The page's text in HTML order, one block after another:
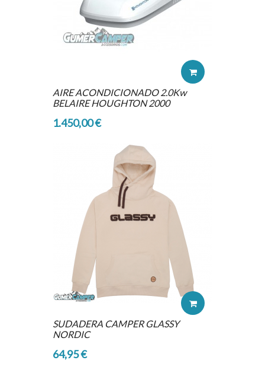
AIRE ACONDICIONADO 2.0Kw
BELAIRE HOUGHTON 2000
1.450,00 €
SUDADERA CAMPER GLASSY
NORDIC
64,95 €